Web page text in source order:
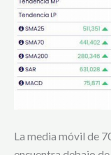
La media móvil de